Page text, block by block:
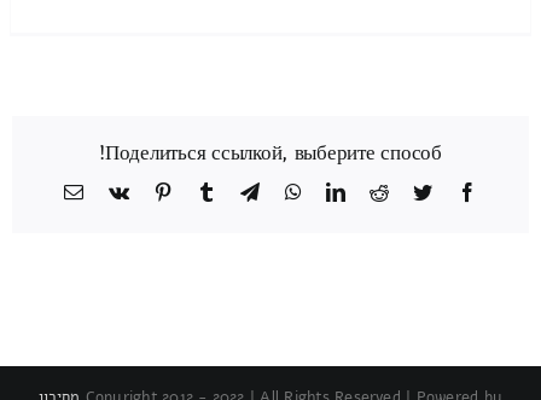
Поделиться ссылкой, выберите способ!
Facebook
Twitter
Reddit
LinkedIn
WhatsApp
Telegram
Tumblr
Pinterest
Vk
כתובת